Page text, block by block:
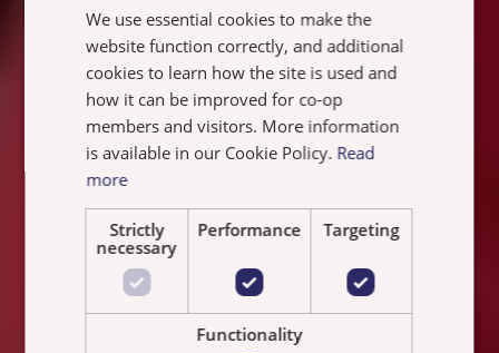
FRANÇAIS
NEDERLANDS
We use essential cookies to make the
website function correctly, and additional
cookies to learn how the site is used and
how it can be improved for co-op
members and visitors. More information
is available in our Cookie Policy. Read
more
Strictly
necessary
Performance Targeting
Functionality